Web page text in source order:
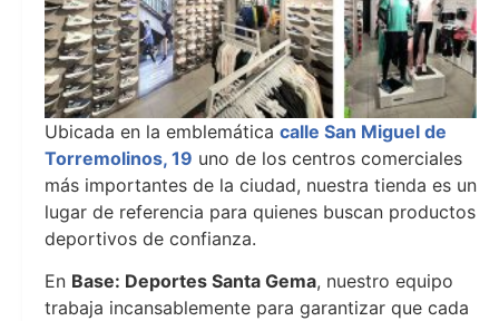
Ubicada en la emblemática calle San Miguel de
Torremolinos, 19 uno de los centros comerciales
más importantes de la ciudad, nuestra tienda es un
lugar de referencia para quienes buscan productos
deportivos de confianza.
En Base: Deportes Santa Gema, nuestro equipo
trabaja incansablemente para garantizar que cada